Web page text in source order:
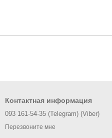
Контактная информация
093 161-54-35 (Telegram) (Viber)
Перезвоните мне